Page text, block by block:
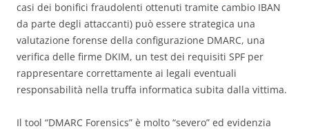
casi dei bonifici fraudolenti ottenuti tramite cambio IBAN
da parte degli attaccanti) può essere strategica una
valutazione forense della configurazione DMARC, una
verifica delle firme DKIM, un test dei requisiti SPF per
rappresentare correttamente ai legali eventuali
responsabilità nella truffa informatica subita dalla vittima.
Il tool “DMARC Forensics” è molto “severo” ed evidenzia